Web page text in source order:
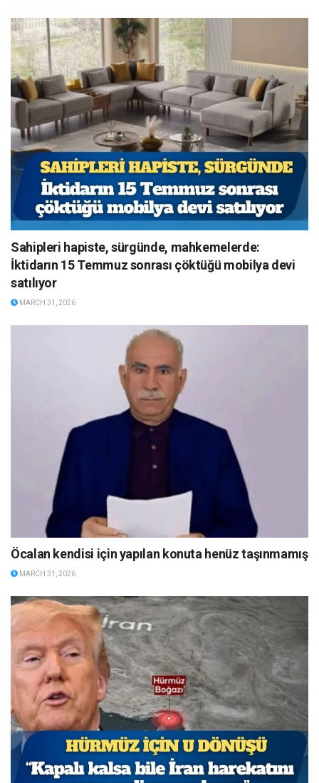
Sahipleri hapiste, sürgünde, mahkemelerde:
İktidarın 15 Temmuz sonrası çöktüğü mobilya devi
satılıyor
MARCH 31, 2026
Öcalan kendisi için yapılan konuta henüz taşınmamış
MARCH 31, 2026